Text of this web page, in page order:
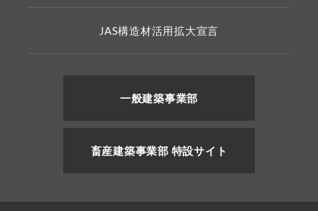
JAS構造材活用拡大宣言
一般建築事業部
畜産建築事業部 特設サイト